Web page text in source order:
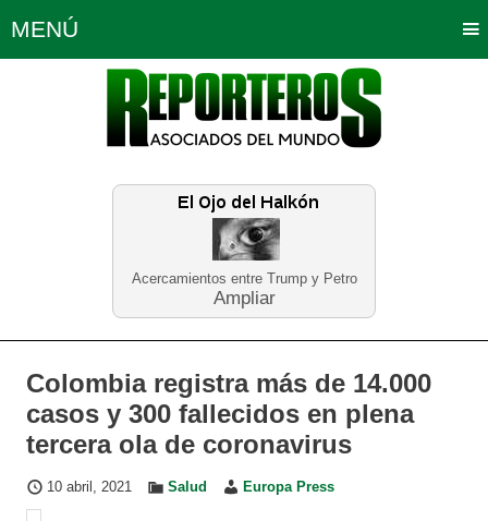
Acercamientos entre Trump y Petro
Ampliar
MENÚ
Política Opinión Bogotá
Planeta Tierra Deportes
Educación Neira
Colombia registra más de 14.000
casos y 300 fallecidos en plena
tercera ola de coronavirus
10 abril, 2021 Salud Europa Press